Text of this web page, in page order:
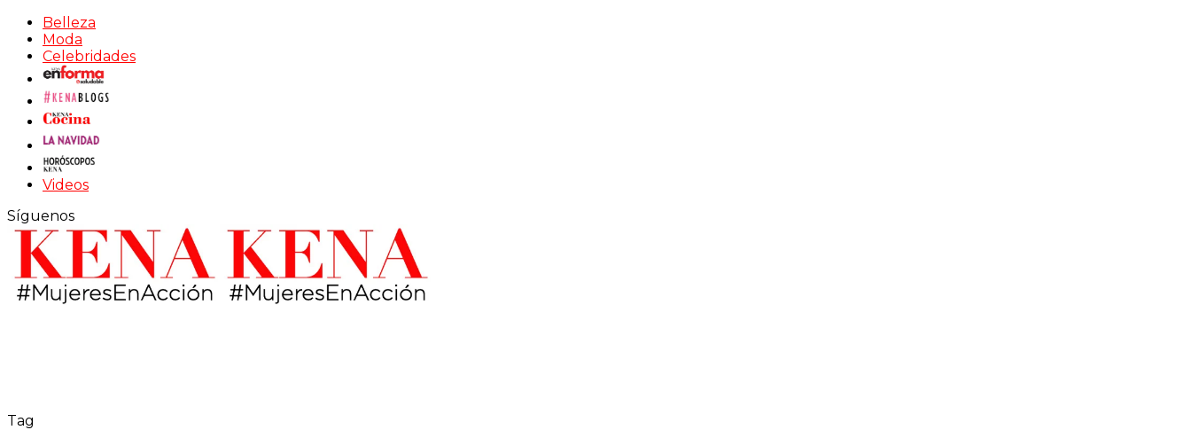
Belleza
Moda
Celebridades
Videos
Síguenos
Tag